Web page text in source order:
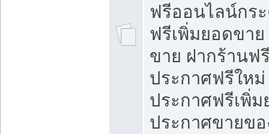
ฟรีออนไลน์กร
ฟรีเพิ่มยอดขา
ขาย ฝากร้านฟ
ประกาศฟรีใหม่
ประกาศฟรีเพิ่
ประกาศขายข